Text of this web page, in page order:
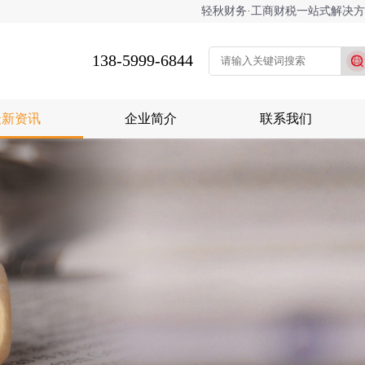
轻秋财务·工商财税一站式解决
138-5999-6844
资讯 企业简介 联系我们